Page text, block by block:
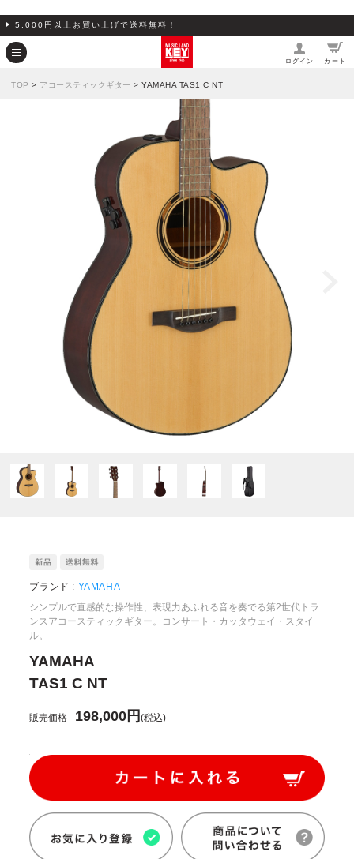
5,000円以上お買い上げで送料無料！
ログイン カート
TOP > アコースティックギター > YAMAHA TAS1 C NT
ブランド : YAMAHA
シンプルで直感的な操作性、表現力あふれる音を奏でる第2世代トラ
ンスアコースティックギター。コンサート・カッタウェイ・スタイ
ル。
YAMAHA
TAS1 C NT
販売価格 198,000円(税込)